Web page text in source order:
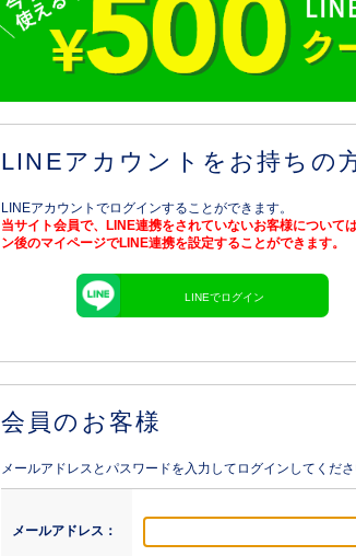
LINEアカウントをお持ちの
LINEアカウントでログインすることができます。
当サイト会員で、LINE連携をされていないお客様について
ン後のマイページでLINE連携を設定することができます。
LINEでログイン
会員のお客様
メールアドレスとパスワードを入力してログインしてくださ
メールアドレス：